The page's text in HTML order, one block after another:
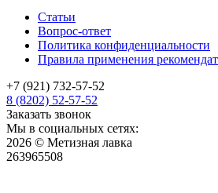
Статьи
Вопрос-ответ
Политика конфиденциальности
Правила применения
+7 (921) 732-57-52
8 (8202) 52-57-52
Заказать звонок
Мы в социальных сетях:
2026 © Метизная лавка
263965508